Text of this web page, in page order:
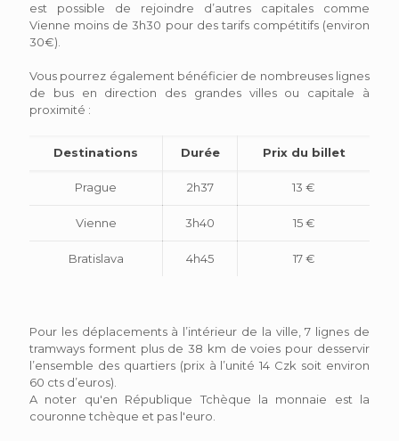
est possible de rejoindre d’autres capitales comme
Vienne moins de 3h30 pour des tarifs compétitifs (environ
30€).
Vous pourrez également bénéficier de nombreuses lignes
de bus en direction des grandes villes ou capitale à
proximité :
Destinations Durée Prix du billet
Prague 2h37 13 €
Vienne 3h40 15 €
Bratislava 4h45 17 €
Pour les déplacements à l’intérieur de la ville, 7 lignes de
tramways forment plus de 38 km de voies pour desservir
l’ensemble des quartiers (prix à l’unité 14 Czk soit environ
60 cts d’euros).
A noter qu'en République Tchèque la monnaie est la
couronne tchèque et pas l'euro.